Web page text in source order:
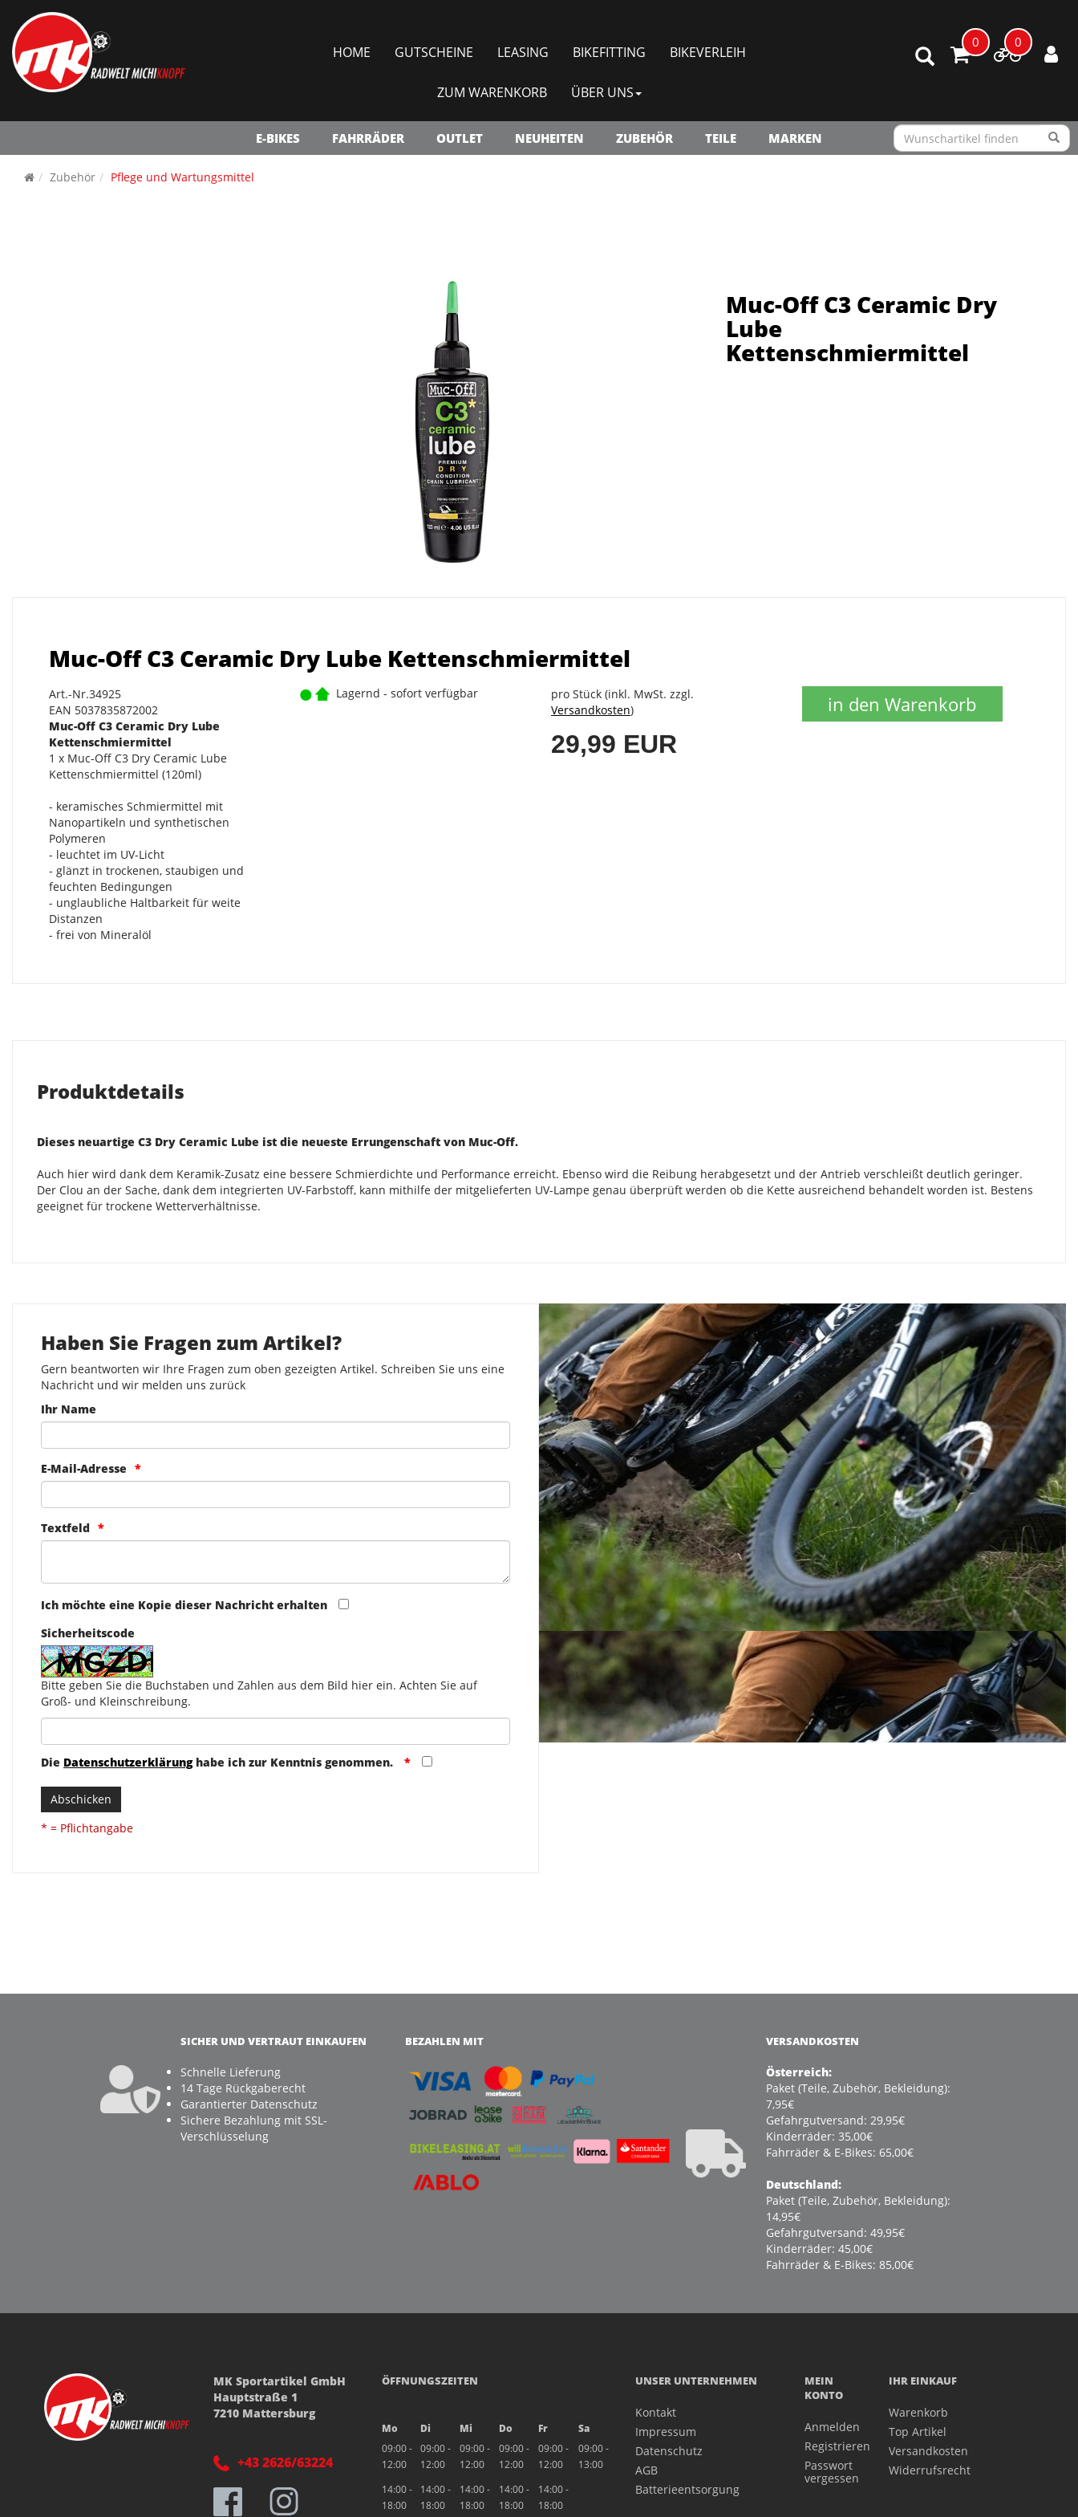
0 0
HOME GUTSCHEINE LEASING BIKEFITTING BIKEVERLEIH
ZUM WARENKORB ÜBER UNS
E-BIKES FAHRRÄDER OUTLET NEUHEITEN ZUBEHÖR TEILE MARKEN
Zubehör Pflege und Wartungsmittel
Muc-Off C3 Ceramic Dry
Lube
Kettenschmiermittel
Muc-Off C3 Ceramic Dry Lube Kettenschmiermittel
Art.-Nr.34925
EAN 5037835872002
Muc-Off C3 Ceramic Dry Lube
Kettenschmiermittel
1 x Muc-Off C3 Dry Ceramic Lube
Kettenschmiermittel (120ml)
- keramisches Schmiermittel mit
Nanopartikeln und synthetischen
Polymeren
- leuchtet im UV-Licht
- glänzt in trockenen, staubigen und
feuchten Bedingungen
- unglaubliche Haltbarkeit für weite
Distanzen
- frei von Mineralöl
Lagernd - sofort verfügbar
pro Stück (inkl. MwSt. zzgl.
Versandkosten)
29,99 EUR
in den Warenkorb
Produktdetails
Dieses neuartige C3 Dry Ceramic Lube ist die neueste Errungenschaft von Muc-Off.
Auch hier wird dank dem Keramik-Zusatz eine bessere Schmierdichte und Performance erreicht. Ebenso wird die Reibung herabgesetzt und der Antrieb verschleißt deutlich geringer.
Der Clou an der Sache, dank dem integrierten UV-Farbstoff, kann mithilfe der mitgelieferten UV-Lampe genau überprüft werden ob die Kette ausreichend behandelt worden ist. Bestens
geeignet für trockene Wetterverhältnisse.
Haben Sie Fragen zum Artikel?
Gern beantworten wir Ihre Fragen zum oben gezeigten Artikel. Schreiben Sie uns eine
Nachricht und wir melden uns zurück
Ihr Name
E-Mail-Adresse
Textfeld
Ich möchte eine Kopie dieser Nachricht erhalten
Sicherheitscode
Bitte geben Sie die Buchstaben und Zahlen aus dem Bild hier ein. Achten Sie auf
Groß- und Kleinschreibung.
Die Datenschutzerklärunghabe ich zur Kenntnis genommen.
Abschicken
* = Pflichtangabe
SICHER UND VERTRAUT EINKAUFEN
Schnelle Lieferung
14 Tage Rückgaberecht
Garantierter Datenschutz
Sichere Bezahlung mit SSL-
Verschlüsselung
BEZAHLEN MIT VERSANDKOSTEN
Österreich:
Paket (Teile, Zubehör, Bekleidung):
7,95€
Gefahrgutversand: 29,95€
Kinderräder: 35,00€
Fahrräder & E-Bikes: 65,00€
Deutschland:
Paket (Teile, Zubehör, Bekleidung):
14,95€
Gefahrgutversand: 49,95€
Kinderräder: 45,00€
Fahrräder & E-Bikes: 85,00€
MK Sportartikel GmbH
Hauptstraße 1
7210 Mattersburg
+43 2626/63224
ÖFFNUNGSZEITEN
Mo Di Mi Do Fr
Sa
09:00 -
12:00
09:00 -
12:00
09:00 -
12:00
09:00 -
12:00
09:00 -
12:00
09:00 -
13:00
14:00 -
18:00
14:00 -
18:00
14:00 -
18:00
14:00 -
18:00
14:00 -
18:00
UNSER UNTERNEHMEN
Kontakt
Impressum
Datenschutz
AGB
Batterieentsorgung
MEIN
KONTO
Anmelden
Registrieren
Passwort
vergessen
IHR EINKAUF
Warenkorb
Top Artikel
Versandkosten
Widerrufsrecht